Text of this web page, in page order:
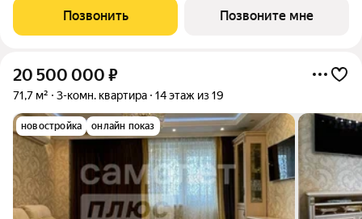
квартал 2029 года. Тип дома - монолитный. ТОЛЬКО ДО 31
АВГУСТА выгодные
Позвонить Позвоните мне
20 500 000 ₽
71,7 м² 3-комн. квартира 14 этаж из 19
новостройка онлайн показ